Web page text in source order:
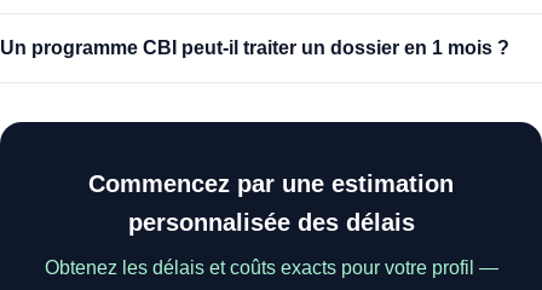
Un programme CBI peut-il traiter un dossier en 1 mois ?
Commencez par une estimation
personnalisée des délais
Obtenez les délais et coûts exacts pour votre profil —